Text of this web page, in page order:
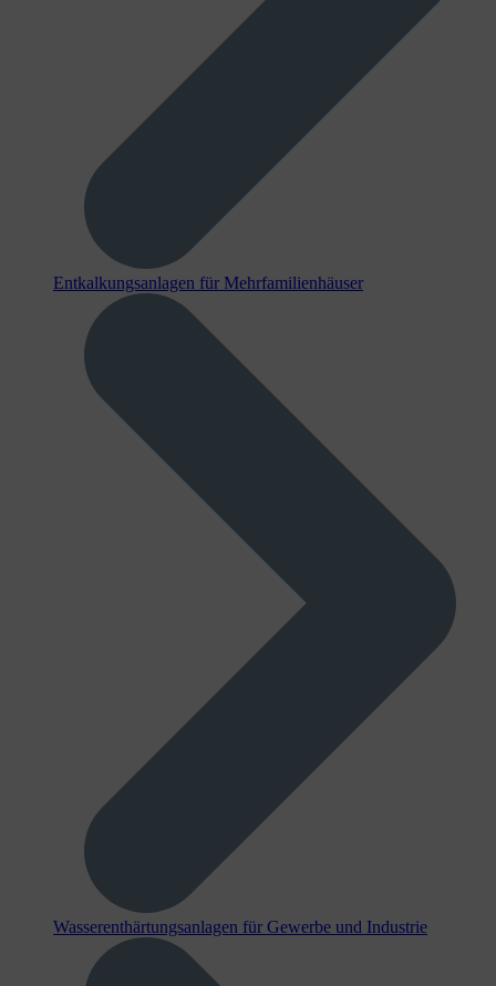
Entkalkungsanlagen für Mehrfamilienhäuser
Wasserenthärtungsanlagen für Gewerbe und Industrie